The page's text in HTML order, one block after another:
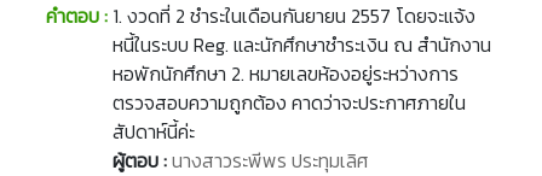
คำตอบ : 1. งวดที่ 2 ชำระในเดือนกันยายน 2557 โดยจะแจ้ง
หนี้ในระบบ Reg. และนักศึกษาชำระเงิน ณ สำนักงาน
หอพักนักศึกษา 2. หมายเลขห้องอยู่ระหว่างการ
ตรวจสอบความถูกต้อง คาดว่าจะประกาศภายใน
สัปดาห์นี้ค่ะ
ผู้ตอบ :นางสาวระพีพร ประทุมเลิศ